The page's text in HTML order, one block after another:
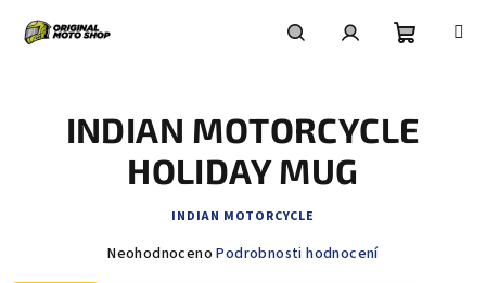
košík
INDIAN MOTORCYCLE
HOLIDAY MUG
INDIAN MOTORCYCLE
Průměrné
Neohodnoceno Podrobnosti hodnocení